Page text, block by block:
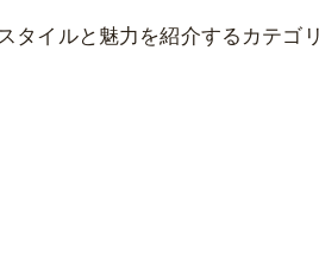
イルと魅力を紹介するカテゴリ